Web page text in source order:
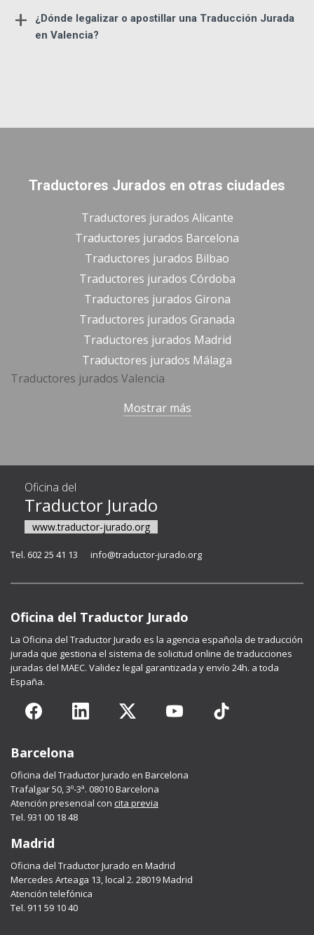
+
¿Dónde legalizar o apostillar una Traducción Jurada
en Valencia?
Traductores Jurados en otras ciudades
Traductores jurados Alicante
Traductores jurados Barcelona
Traductores jurados Bilbao
Traductores jurados Córdoba
Traductores jurados Girona
Traductores jurados Granada
Traductores jurados Madrid
Traductores jurados Málaga
Traductores jurados Valencia
Mostrar más
Oficina del
Traductor Jurado
www.traductor-jurado.org
Tel. 602 25 41 13 info@traductor-jurado.org
Oficina del Traductor Jurado
La Oficina del Traductor Jurado es la agencia española de traducción
jurada que gestiona el sistema de solicitud online de traducciones
juradas del MAEC. Validez legal garantizada y envío 24h. a toda
España.
Barcelona
Oficina del Traductor Jurado en Barcelona
Trafalgar 50, 3º-3ª. 08010 Barcelona
Atención presencial con cita previa
Tel. 931 00 18 48
Madrid
Oficina del Traductor Jurado en Madrid
Mercedes Arteaga 13, local 2. 28019 Madrid
Atención telefónica
Tel. 911 59 10 40